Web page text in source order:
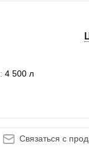
4 500 л
Связаться с